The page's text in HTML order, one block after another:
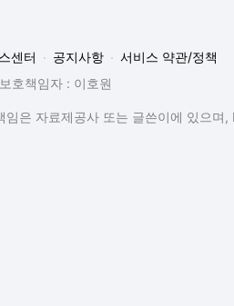
센터 공지사항
서비스 약관/정책
호책임자 : 이호원
은 자료제공사 또는 글쓴이에 있으며